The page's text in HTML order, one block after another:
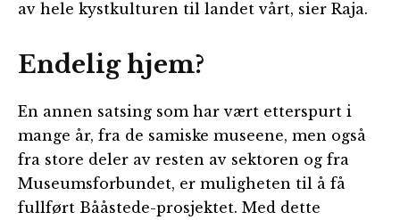
av hele kystkulturen til landet vårt, sier Raja.
Endelig hjem?
En annen satsing som har vært etterspurt i
mange år, fra de samiske museene, men også
fra store deler av resten av sektoren og fra
Museumsforbundet, er muligheten til å få
fullført Bååstede-prosjektet. Med dette